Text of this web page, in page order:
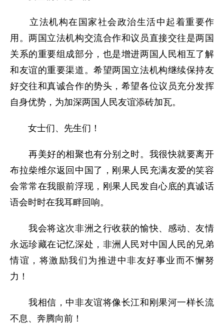
立法机构在国家社会政治生活中起着重要作
用。两国立法机构交流合作和议员直接交往是两国
关系的重要组成部分，也是增进两国人民相互了解
和友谊的重要渠道。希望两国立法机构继续保持友
好交往和真诚合作的势头，希望各位议员充分发挥
自身优势，为加深两国人民友谊添砖加瓦。
女士们、先生们！
再美好的相聚也有分别之时。我很快就要离开
布拉柴维尔返回中国了，刚果人民充满友爱的笑容
会常常在我眼前浮现，刚果人民发自心底的真诚话
语会时时在我耳畔回响。
我会将这次非洲之行收获的愉快、感动、友情
永远珍藏在记忆深处，非洲人民对中国人民的兄弟
情谊，将激励我们为推进中非友好事业而不懈努
力！
我相信，中非友谊将像长江和刚果河一样长流
不息、奔腾向前！